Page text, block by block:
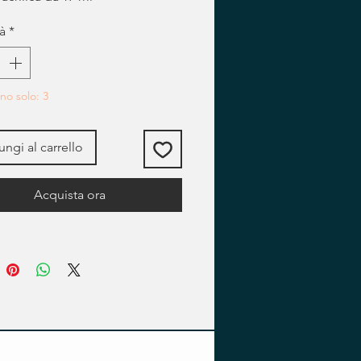
*
solo: 3
al carrello
Acquista ora